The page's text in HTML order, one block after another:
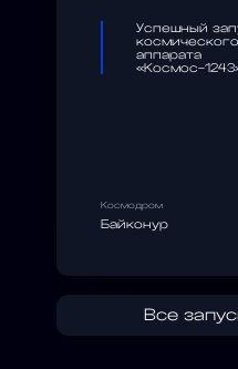
Успешный
космического
аппарата
«Космос-
Космодром
Байконур
Все